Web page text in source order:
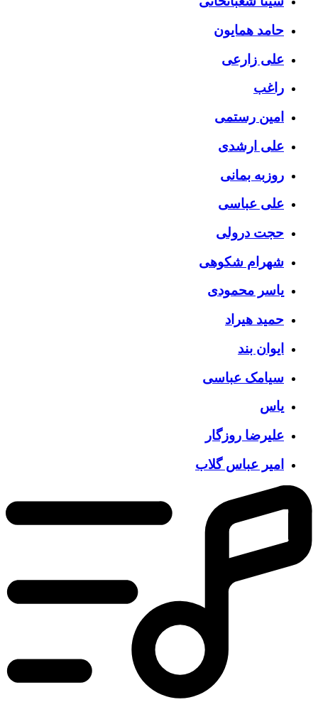
حامد همایون
علی زارعی
راغب
امین رستمی
علی ارشدی
روزبه بمانی
علی عباسی
حجت درولی
شهرام شکوهی
یاسر محمودی
حمید هیراد
ایوان بند
سیامک عباسی
یاس
علیرضا روزگار
امیر عباس گلاب